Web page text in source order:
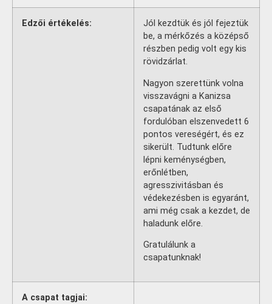
Edzői értékelés:
Jól kezdtük és jól fejeztük
be, a mérkőzés a középső
részben pedig volt egy kis
rövidzárlat.
Nagyon szerettünk volna
visszavágni a Kanizsa
csapatának az első
fordulóban elszenvedett 6
pontos vereségért, és ez
sikerült. Tudtunk előre
lépni keménységben,
erőnlétben,
agresszivitásban és
védekezésben is egyaránt,
ami még csak a kezdet, de
haladunk előre.
Gratulálunk a
csapatunknak!
A csapat tagjai: